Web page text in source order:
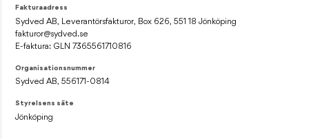
Fakturaadress
Sydved AB, Leverantörsfakturor, Box 626, 551 18 Jönköping
fakturor@sydved.se
E-faktura: GLN 7365561710816
Organisationsnummer
Sydved AB, 556171-0814
Styrelsens säte
Jönköping